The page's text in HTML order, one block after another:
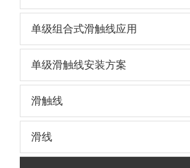
单级组合式滑触线应用
单级滑触线安装方案
滑触线
滑线